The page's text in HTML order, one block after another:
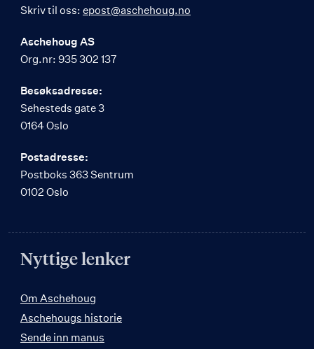
Skriv til oss: epost@aschehoug.no
Aschehoug AS
Org.nr: 935 302 137
Besøksadresse:
Sehesteds gate 3
0164 Oslo
Postadresse:
Postboks 363 Sentrum
0102 Oslo
Nyttige lenker
Om Aschehoug
Aschehougs historie
Sende inn manus